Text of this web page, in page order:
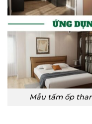
Mẫu tấm ốp